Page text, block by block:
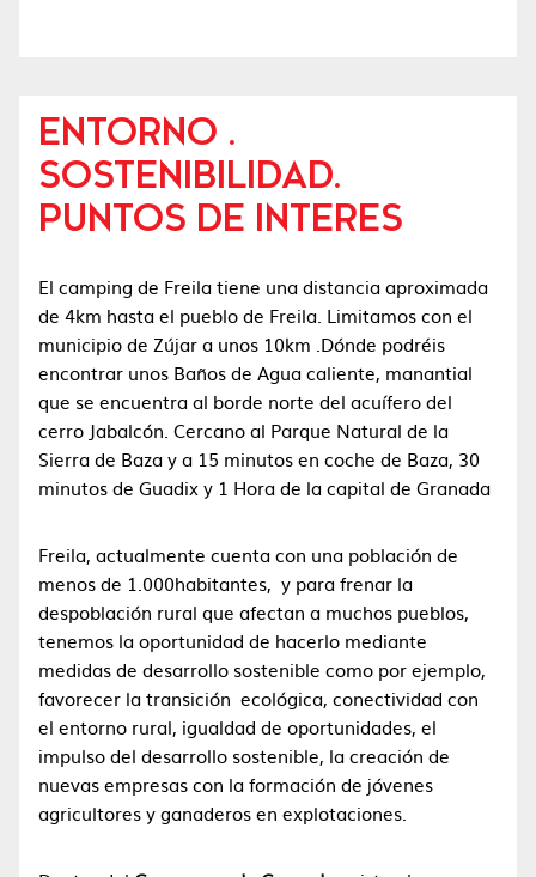
ENTORNO .
SOSTENIBILIDAD.
PUNTOS DE INTERES
El camping de Freila tiene una distancia aproximada
de 4km hasta el pueblo de Freila. Limitamos con el
municipio de Zújar a unos 10km .Dónde podréis
encontrar unos Baños de Agua caliente, manantial
que se encuentra al borde norte del acuífero del
cerro Jabalcón. Cercano al Parque Natural de la
Sierra de Baza y a 15 minutos en coche de Baza, 30
minutos de Guadix y 1 Hora de la capital de Granada
Freila, actualmente cuenta con una población de
menos de 1.000habitantes, y para frenar la
despoblación rural que afectan a muchos pueblos,
tenemos la oportunidad de hacerlo mediante
medidas de desarrollo sostenible como por ejemplo,
favorecer la transición ecológica, conectividad con
el entorno rural, igualdad de oportunidades, el
impulso del desarrollo sostenible, la creación de
nuevas empresas con la formación de jóvenes
agricultores y ganaderos en explotaciones.